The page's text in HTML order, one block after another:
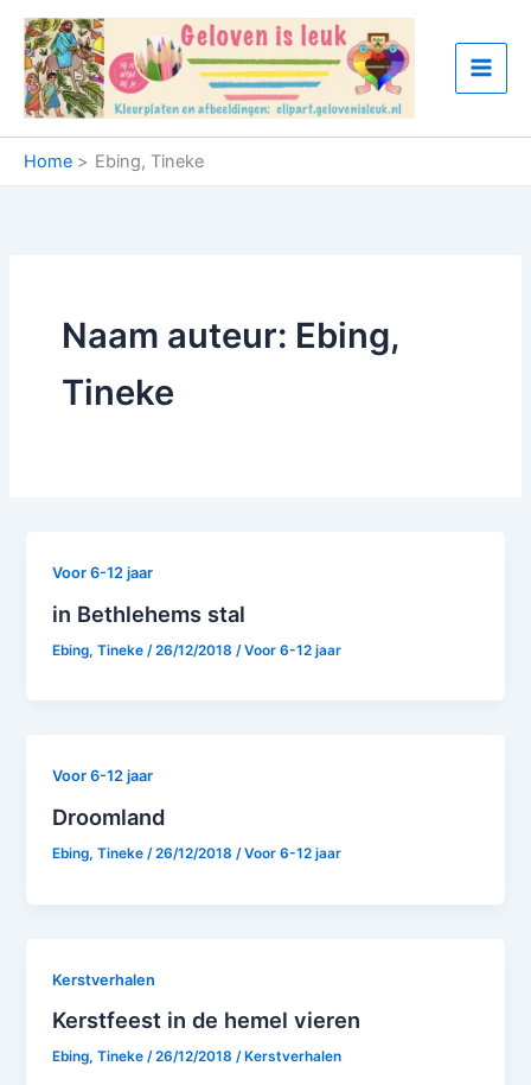
naar
inhoud
Home Ebing, Tineke
Naam auteur: Ebing,
Tineke
Voor 6-12 jaar
in Bethlehems stal
Ebing, Tineke /26/12/2018 /Voor 6-12 jaar
Voor 6-12 jaar
Droomland
Ebing, Tineke/26/12/2018/Voor 6-12 jaar
Kerstverhalen
Kerstfeest in de hemel vieren
Ebing, Tineke/26/12/2018/ Kerstverhalen